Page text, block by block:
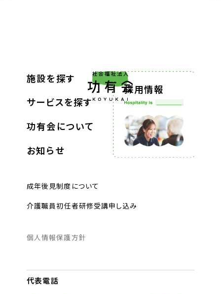
施設を探す
サービスを探す
功有会について
お知らせ
成年後見制度について
介護職員初任者研修受講申し込み
個人情報保護方針
採用情報
代表電話